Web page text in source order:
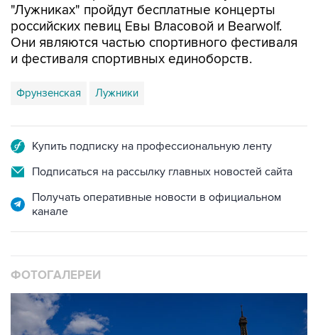
"Лужниках" пройдут бесплатные концерты
российских певиц Евы Власовой и Bearwolf.
Они являются частью спортивного фестиваля
и фестиваля спортивных единоборств.
Фрунзенская Лужники
Купить подписку на профессиональную ленту
Подписаться на рассылку главных новостей сайта
Получать оперативные новости в официальном
канале
ФОТОГАЛЕРЕИ